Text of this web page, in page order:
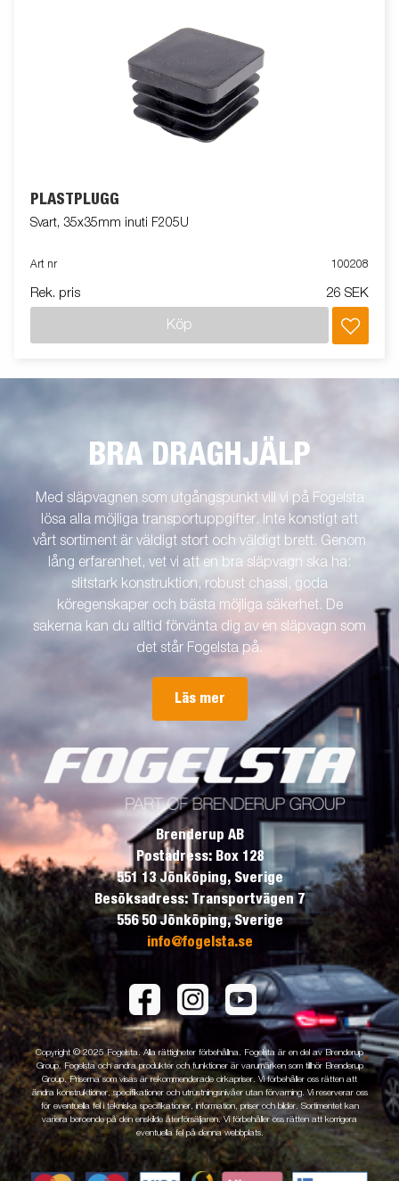
PLASTPLUGG
Svart, 35x35mm inuti F205U
Art nr 100208
Rek. pris 26 SEK
Köp
BRA DRAGHJÄLP
Med släpvagnen som utgångspunkt vill vi på Fogelsta
lösa alla möjliga transportuppgifter. Inte konstigt att
vårt sortiment är väldigt stort och väldigt brett. Genom
lång erfarenhet, vet vi att en bra släpvagn ska ha:
slitstark konstruktion, robust chassi, goda
köregenskaper och bästa möjliga säkerhet. De
sakerna kan du alltid förvänta dig av en släpvagn som
det står Fogelsta på.
Läs mer
Brenderup AB
Postadress: Box 128
551 13 Jönköping, Sverige
Besöksadress: Transportvägen 7
556 50 Jönköping, Sverige
info@fogelsta.se
Copyright © 2025 Fogelsta. Alla rättigheter förbehållna. Fogelsta är en del av Brenderup
Group. Fogelsta och andra produkter och funktioner är varumärken som tillhör Brenderup
Group. Priserna som visas är rekommenderade cirkapriser. Vi förbehåller oss rätten att
ändra konstruktioner, specifikationer och utrustningsnivåer utan förvarning. Vi reserverar oss
för eventuella fel i tekniska specifikationer, information, priser och bilder. Sortimentet kan
variera beroende på den enskilde återförsäljaren. Vi förbehåller oss rätten att korrigera
eventuella fel på denna webbplats.